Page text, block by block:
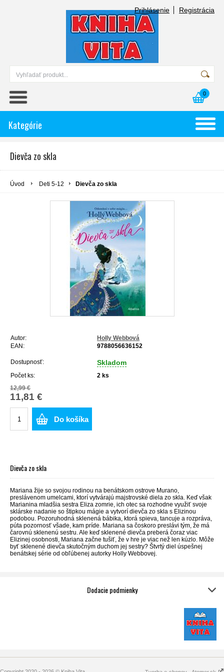
Prihlásenie Registrácia
0
Kategórie
Dievča zo skla
Úvod Deti 5-12 Dievča zo skla
Autor:
Holly Webbová
EAN:
9788056636152
Dostupnosť: Skladom
Počet ks: 2 ks
12,99 €
11,81 €
Do košíka
Dievča zo skla
Mariana žije so svojou rodinou na benátskom ostrove Murano,
preslávenom umelcami, ktorí vytvárajú majstrovské diela zo skla. Keď však
Marianina mladšia sestra Eliza zomrie, ich otec sa rozhodne využiť svoje
sklárske nadanie so štipkou mágie a vytvorí dievča zo skla s Elizinou
podobou. Pozoruhodná sklenená bábika, ktorá spieva, tancuje a rozpráva,
púta pozornosť všade, kam príde. Mariana sa čoskoro preslávi tým, že má
čarovnú sklenenú sestru. Ale keď sklenené dievča preberá čoraz viac
Elizinej osobnosti, Mariana začne tušiť, že v hre je viac než len kúzlo. Môže
byť sklenené dievča skutočným duchom jej sestry? Štvrtý diel úspešnej
benátskej série od obľúbenej autorky Holly Webbovej.
Dodacie podmienky